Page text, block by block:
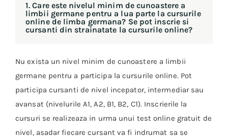
1. Care este nivelul minim de cunoastere a
limbii germane pentru a lua parte la cursurile
online de limba germana? Se pot inscrie si
cursanti din strainatate la cursurile online?
Nu exista un nivel minim de cunoastere a limbii
germane pentru a participa la cursurile online. Pot
participa cursanti de nivel incepator, intermediar sau
avansat (nivelurile A1, A2, B1, B2, C1). Inscrierile la
cursuri se realizeaza in urma unui test online gratuit de
nivel, asadar fiecare cursant va fi indrumat sa se